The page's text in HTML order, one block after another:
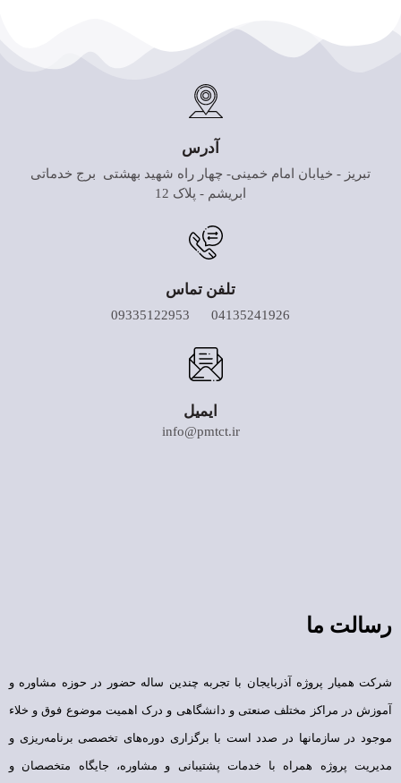
آدرس
تبریز - خیابان امام خمینی- چهار راه شهید بهشتی برج خدماتی
ابریشم - پلاک 12
تلفن تماس
04135241926 09335122953
ایمیل
info@pmtct.ir
رسالت ما
شرکت همیار پروژه آذربایجان با تجربه چندین ساله حضور در حوزه مشاوره و
آموزش در مراکز مختلف صنعتی و دانشگاهی و درک اهمیت موضوع فوق و خلاء
موجود در سازمانها در صدد است با برگزاری دوره‌های تخصصی برنامه‌ریزی و
مدیریت پروژه همراه با خدمات پشتیبانی و مشاوره، جایگاه متخصصان و